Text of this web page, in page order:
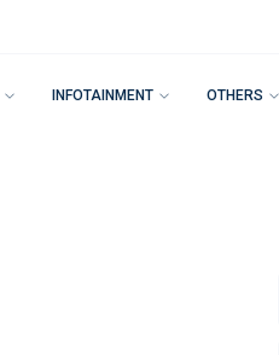
INFOTAINMENT OTHERS